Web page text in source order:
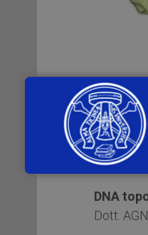
Venerdì
(Piazza
ricerca
DNA
Dott.